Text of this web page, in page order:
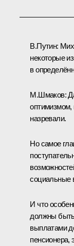
В.Путин:
некоторые
в
М.Шмаков:
оптимизмом,
назревали.
Но самое
социальные
И что
должны быть
выплатами
пенсионера,